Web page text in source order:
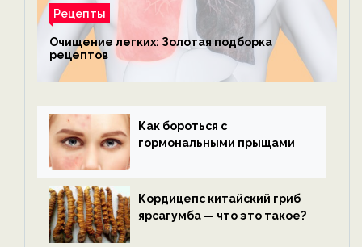
Рецепты
Очищение легких: Золотая подборка
рецептов
Как бороться с
гормональными прыщами
Кордицепс китайский гриб
ярсагумба — что это такое?